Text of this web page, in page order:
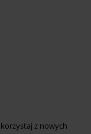
korzystaj z nowych